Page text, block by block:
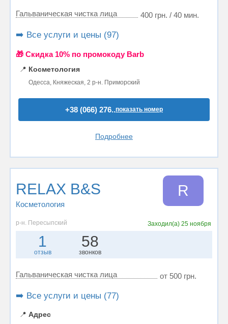
Гальваническая чистка лица 400 грн. / 40 мин.
➡️ Все услуги и цены (97)
🎁 Cкидка 10% по промокоду Barb
📍 Косметология
Одесса, Княжеская, 2 р-н. Приморский
+38 (066) 276..показать номер
Подробнее
RELAX B&S
Косметология
R
р-н. Пересыпский Заходил(а)25 ноября
1
отзыв
58
звонков
Гальваническая чистка лица от 500 грн.
➡️ Все услуги и цены (77)
📍 Адрес